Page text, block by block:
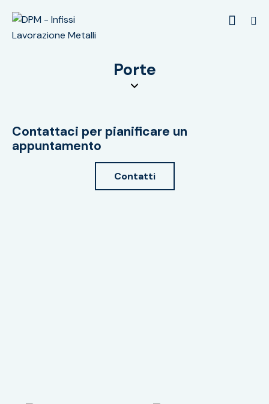
Porte
Contattaci per pianificare un
appuntamento
Contatti